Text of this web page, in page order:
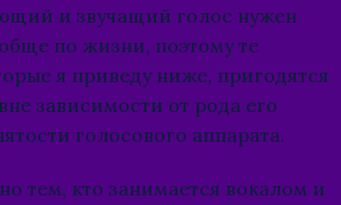
и звучащий голос нужен
по жизни, поэтому те
я приведу ниже, пригодятся
зависимости от рода его
голосового аппарата.
тем, кто занимается вокалом и